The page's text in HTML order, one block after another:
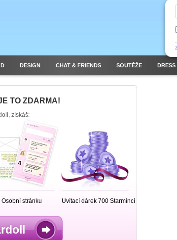
DESIGN CHAT & FRIENDS SOUTĚŽE DRESS
TO ZDARMA!
získáš:
Osobní stránku Uvítací dárek 700 Starmincí